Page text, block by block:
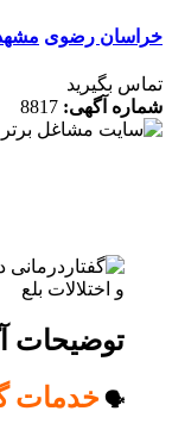
رضوی مشهد
بگیرید
آگهی:8817
توضیحات
خدمات